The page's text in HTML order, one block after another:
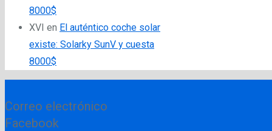
8000$
XVI en El auténtico coche solar
existe: Solarky SunV y cuesta
8000$
Correo electrónico
Facebook